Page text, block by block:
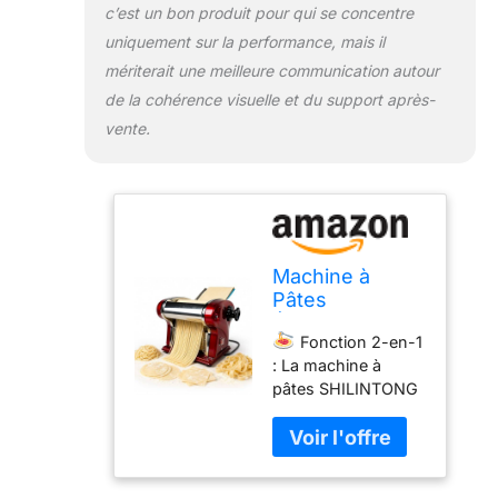
135W ; Poids : 7kg ;
Taille compacte :
19.5cm.
Double
Lame en Acier
des nouilles rondes
de 1.5mm et des
nouilles plates de
4mm. Elle peut
également préparer
des feuilles de
raviolis ou de
wontons avec une
épaisseur de pâte
à 4mm.
Personnalisation
Facile : Ajoutez des
c’est un bon produit pour qui se concentre
uniquement sur la performance, mais il
mériterait une meilleure communication autour
de la cohérence visuelle et du support après-
vente.
Machine à
Pâtes
Rouleau à
Pâtes et Double
Lame en Acier
Inoxydable,
Fabrication de
Nouilles
Fraîches à la
Fonction 2-en-1
: La machine à
pâtes SHILINTONG
de la pâte et
découpe
automatique des